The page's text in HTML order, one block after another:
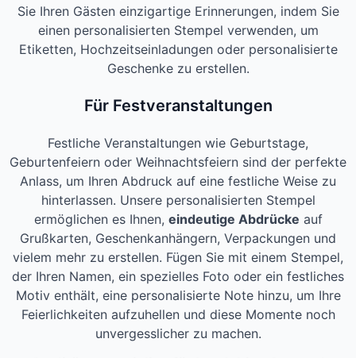
Sie Ihren Gästen einzigartige Erinnerungen, indem Sie
einen personalisierten Stempel verwenden, um
Etiketten, Hochzeitseinladungen oder personalisierte
Geschenke zu erstellen.
Für Festveranstaltungen
Festliche Veranstaltungen wie Geburtstage,
Geburtenfeiern oder Weihnachtsfeiern sind der perfekte
Anlass, um Ihren Abdruck auf eine festliche Weise zu
hinterlassen. Unsere personalisierten Stempel
ermöglichen es Ihnen, eindeutige Abdrücke auf
Grußkarten, Geschenkanhängern, Verpackungen und
vielem mehr zu erstellen. Fügen Sie mit einem Stempel,
der Ihren Namen, ein spezielles Foto oder ein festliches
Motiv enthält, eine personalisierte Note hinzu, um Ihre
Feierlichkeiten aufzuhellen und diese Momente noch
unvergesslicher zu machen.